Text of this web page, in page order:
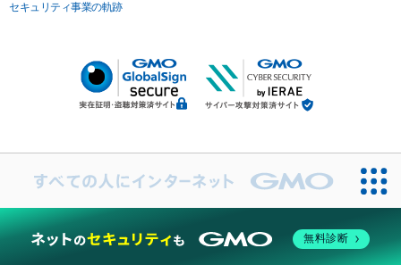
セキュリティ事業の軌跡
無料診断